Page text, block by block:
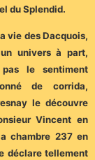
du Splendid.
vie des Dacquois,
univers à part,
le sentiment
de corrida,
le découvre
Vincent en
chambre 237 en
déclare tellement